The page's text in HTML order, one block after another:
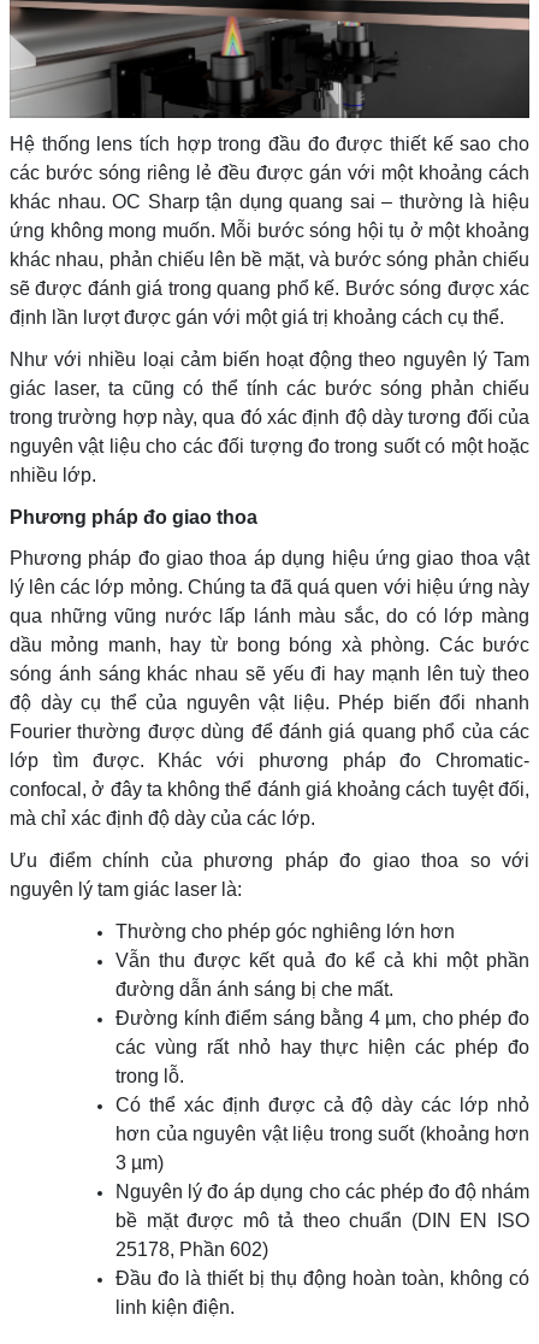
Hệ thống lens tích hợp trong đầu đo được thiết kế sao cho
các bước sóng riêng lẻ đều được gán với một khoảng cách
khác nhau. OC Sharp tận dụng quang sai – thường là hiệu
ứng không mong muốn. Mỗi bước sóng hội tụ ở một khoảng
khác nhau, phản chiếu lên bề mặt, và bước sóng phản chiếu
sẽ được đánh giá trong quang phổ kế. Bước sóng được xác
định lần lượt được gán với một giá trị khoảng cách cụ thể.
Như với nhiều loại cảm biến hoạt động theo nguyên lý Tam
giác laser, ta cũng có thể tính các bước sóng phản chiếu
trong trường hợp này, qua đó xác định độ dày tương đối của
nguyên vật liệu cho các đối tượng đo trong suốt có một hoặc
nhiều lớp.
Phương pháp đo giao thoa
Phương pháp đo giao thoa áp dụng hiệu ứng giao thoa vật
lý lên các lớp mỏng. Chúng ta đã quá quen với hiệu ứng này
qua những vũng nước lấp lánh màu sắc, do có lớp màng
dầu mỏng manh, hay từ bong bóng xà phòng. Các bước
sóng ánh sáng khác nhau sẽ yếu đi hay mạnh lên tuỳ theo
độ dày cụ thể của nguyên vật liệu. Phép biến đổi nhanh
Fourier thường được dùng để đánh giá quang phổ của các
lớp tìm được. Khác với phương pháp đo Chromatic-
confocal, ở đây ta không thể đánh giá khoảng cách tuyệt đối,
mà chỉ xác định độ dày của các lớp.
Ưu điểm chính của phương pháp đo giao thoa so với
nguyên lý tam giác laser là:
Thường cho phép góc nghiêng lớn hơn
Vẫn thu được kết quả đo kể cả khi một phần
đường dẫn ánh sáng bị che mất.
Đường kính điểm sáng bằng 4 µm, cho phép đo
các vùng rất nhỏ hay thực hiện các phép đo
trong lỗ.
Có thể xác định được cả độ dày các lớp nhỏ
hơn của nguyên vật liệu trong suốt (khoảng hơn
3 µm)
Nguyên lý đo áp dụng cho các phép đo độ nhám
bề mặt được mô tả theo chuẩn (DIN EN ISO
25178, Phần 602)
Đầu đo là thiết bị thụ động hoàn toàn, không có
linh kiện điện.